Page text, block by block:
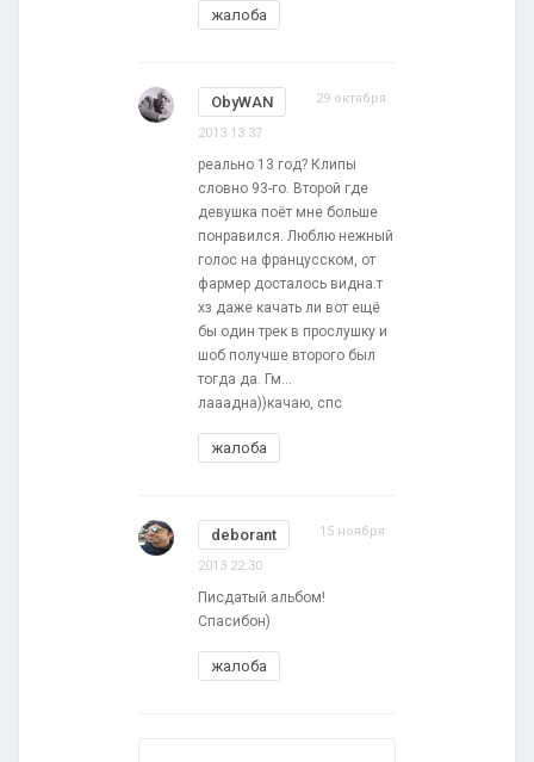
жалоба
ObyWAN 29 октября
2013 13:37
реально 13 год? Клипы
словно 93-го. Второй где
девушка поёт мне больше
понравился. Люблю нежный
голос на францусском, от
фармер досталось видна.т
хз даже качать ли вот ещё
бы один трек в прослушку и
шоб получше второго был
тогда да. Гм...
лааадна))качаю, спс
жалоба
deborant 15 ноября
2013 22:30
Писдатый альбом!
Спасибон)
жалоба